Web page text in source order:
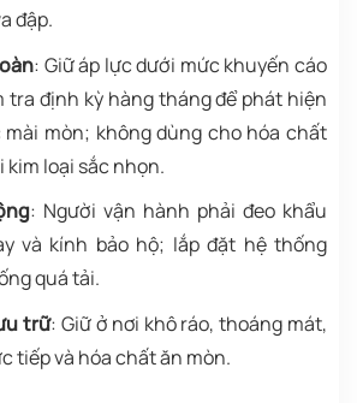
đập.
: Giữ áp lực dưới mức khuyến cáo
tra định kỳ hàng tháng để phát hiện
mòn; không dùng cho hóa chất
kim loại sắc nhọn.
: Người vận hành phải đeo khẩu
và kính bảo hộ; lắp đặt hệ thống
quá tải.
trữ: Giữ ở nơi khô ráo, thoáng mát,
tiếp và hóa chất ăn mòn.